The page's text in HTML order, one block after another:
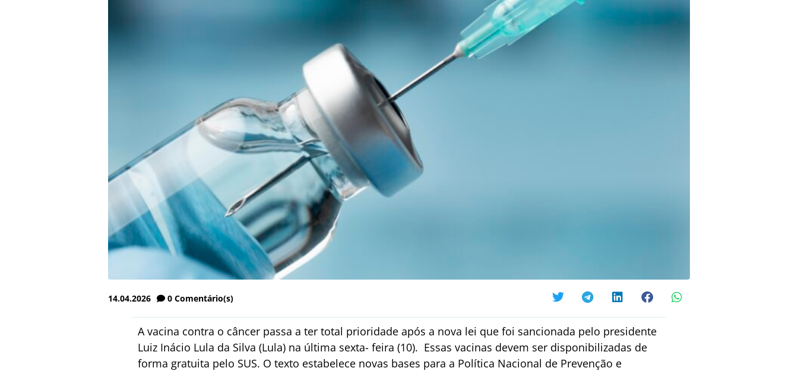
14.04.2026 0 Comentário(s)
A vacina contra o câncer passa a ter total prioridade após a nova lei que foi sancionada pelo presidente
Luiz Inácio Lula da Silva (Lula) na última sexta- feira (10). Essas vacinas devem ser disponibilizadas de
forma gratuita pelo SUS. O texto estabelece novas bases para a Política Nacional de Prevenção e